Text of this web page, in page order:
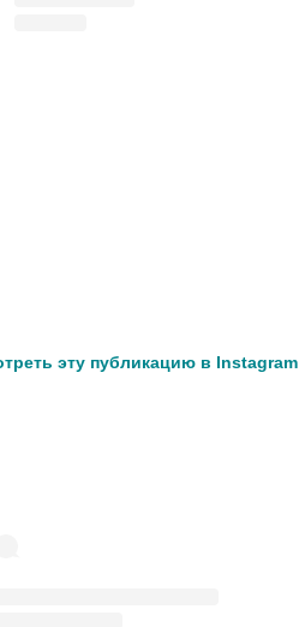
эту публикацию в Instagram